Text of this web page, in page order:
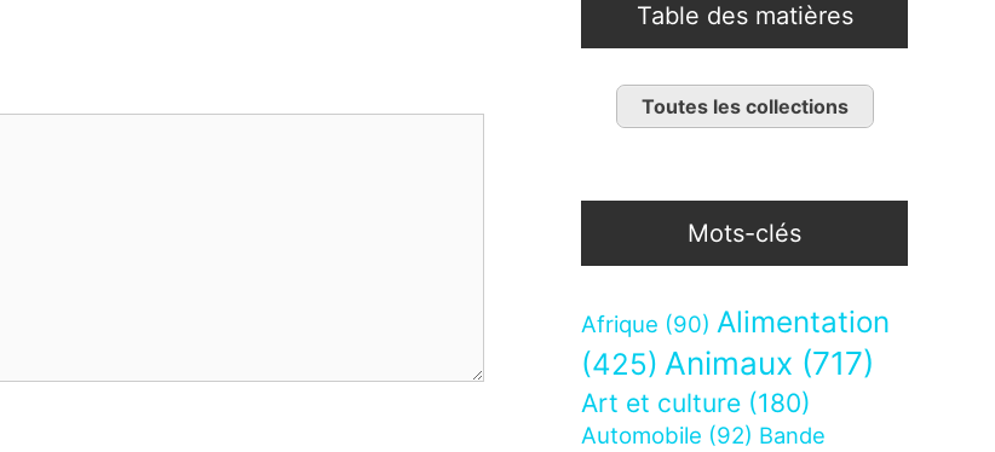
Table des matières
Toutes les collections
Mots-clés
Afrique (90) Alimentation
(425) Animaux (717)
Art et culture (180)
Automobile (92) Bande